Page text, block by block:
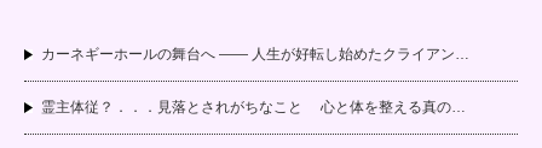
カーネギーホールの舞台へ —— 人生が好転し始めたクライアン…
霊主体従？．．．見落とされがちなこと 心と体を整える真の…